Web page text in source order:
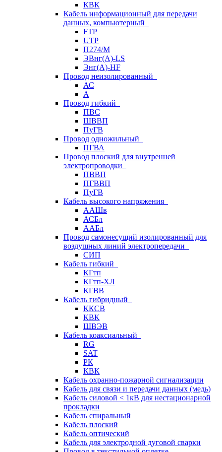
КВК
Кабель информационный для передачи
данных, компьютерный
FTP
UTP
П274/М
ЭВнг(А)-LS
Энг(А)-HF
Провод неизолированный
АС
А
Провод гибкий
ПВС
ШВВП
ПуГВ
Провод одножильный
ПГВА
Провод плоский для внутренней
электропроводки
ПВВП
ПГВВП
ПуГВ
Кабель высокого напряжения
ААШв
АСБл
ААБл
Провод самонесущий изолированный для
воздушных линий электропередачи
СИП
Кабель гибкий
КГтп
КГтп-ХЛ
КГВВ
Кабель гибридный
ККСВ
КВК
ШВЭВ
Кабель коаксиальный
RG
SAT
РК
КВК
Кабель охранно-пожарной сигнализации
Кабель для связи и передачи данных (медь)
Кабель силовой < 1кВ для нестационарной
прокладки
Кабель спиральный
Кабель плоский
Кабель оптический
Кабель для электродной дуговой сварки